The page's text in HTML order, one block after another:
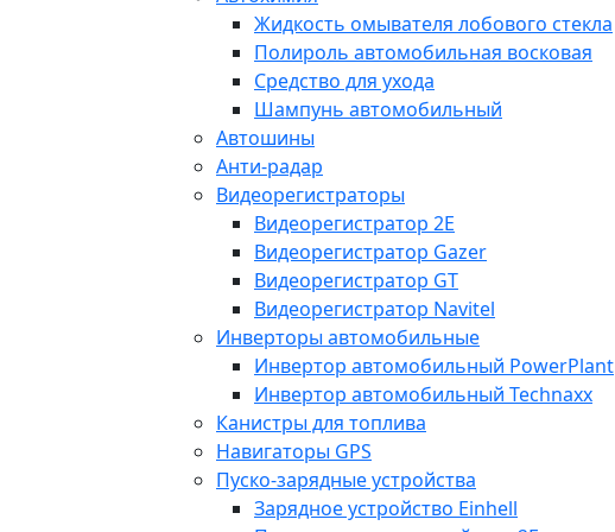
Жидкость омывателя лобового стекла
Полироль автомобильная восковая
Средство для ухода
Шампунь автомобильный
Автошины
Анти-радар
Видеорегистраторы
Видеорегистратор 2E
Видеорегистратор Gazer
Видеорегистратор GT
Видеорегистратор Navitel
Инверторы автомобильные
Инвертор автомобильный PowerPlant
Инвертор автомобильный Technaxx
Канистры для топлива
Навигаторы GPS
Пуско-зарядные устройства
Зарядное устройство Einhell